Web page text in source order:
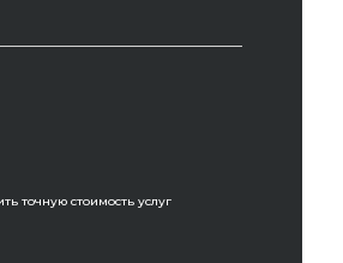
точную стоимость услуг